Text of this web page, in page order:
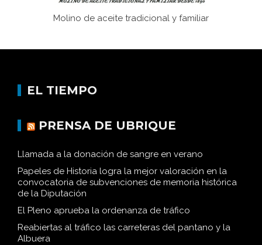
Molino de aceite tradicional y familiar
EL TIEMPO
PRENSA DE UBRIQUE
Llamada a la donación de sangre en verano
Papeles de Historia logra la mejor valoración en la
convocatoria de subvenciones de memoria histórica
de la Diputación
El Pleno aprueba la ordenanza de tráfico
Reabiertas al tráfico las carreteras del pantano y la
Albuera